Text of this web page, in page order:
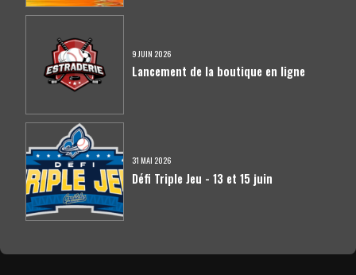
9 JUIN 2026
Lancement de la boutique en ligne
31 MAI 2026
Défi Triple Jeu - 13 et 15 juin